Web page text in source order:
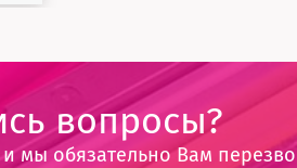
вопросы?
и мы обязательно Вам